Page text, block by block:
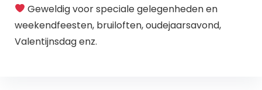
Geweldig voor speciale gelegenheden en
weekendfeesten, bruiloften, oudejaarsavond,
Valentijnsdag enz.